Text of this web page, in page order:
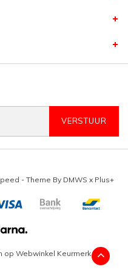
VERSTUUR
- Theme By DMWS x Plus+
op Webwinkel Keurmerk